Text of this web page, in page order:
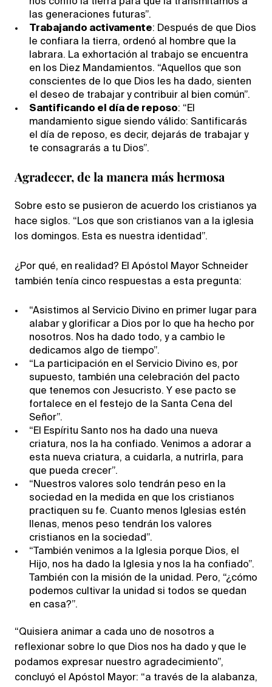
nos confió la tierra para que la transmitamos a
las generaciones futuras”.
Trabajando activamente: Después de que Dios
le confiara la tierra, ordenó al hombre que la
labrara. La exhortación al trabajo se encuentra
en los Diez Mandamientos. “Aquellos que son
conscientes de lo que Dios les ha dado, sienten
el deseo de trabajar y contribuir al bien común”.
Santificando el día de reposo: “El
mandamiento sigue siendo válido: Santificarás
el día de reposo, es decir, dejarás de trabajar y
te consagrarás a tu Dios”.
Agradecer, de la manera más hermosa
Sobre esto se pusieron de acuerdo los cristianos ya
hace siglos. “Los que son cristianos van a la iglesia
los domingos. Esta es nuestra identidad”.
¿Por qué, en realidad? El Apóstol Mayor Schneider
también tenía cinco respuestas a esta pregunta:
“Asistimos al Servicio Divino en primer lugar para
alabar y glorificar a Dios por lo que ha hecho por
nosotros. Nos ha dado todo, y a cambio le
dedicamos algo de tiempo”.
“La participación en el Servicio Divino es, por
supuesto, también una celebración del pacto
que tenemos con Jesucristo. Y ese pacto se
fortalece en el festejo de la Santa Cena del
Señor”.
“El Espíritu Santo nos ha dado una nueva
criatura, nos la ha confiado. Venimos a adorar a
esta nueva criatura, a cuidarla, a nutrirla, para
que pueda crecer”.
“Nuestros valores solo tendrán peso en la
sociedad en la medida en que los cristianos
practiquen su fe. Cuanto menos Iglesias estén
llenas, menos peso tendrán los valores
cristianos en la sociedad”.
“También venimos a la Iglesia porque Dios, el
Hijo, nos ha dado la Iglesia y nos la ha confiado”.
También con la misión de la unidad. Pero, “¿cómo
podemos cultivar la unidad si todos se quedan
en casa?”.
“Quisiera animar a cada uno de nosotros a
reflexionar sobre lo que Dios nos ha dado y que le
podamos expresar nuestro agradecimiento”,
concluyó el Apóstol Mayor: “a través de la alabanza,